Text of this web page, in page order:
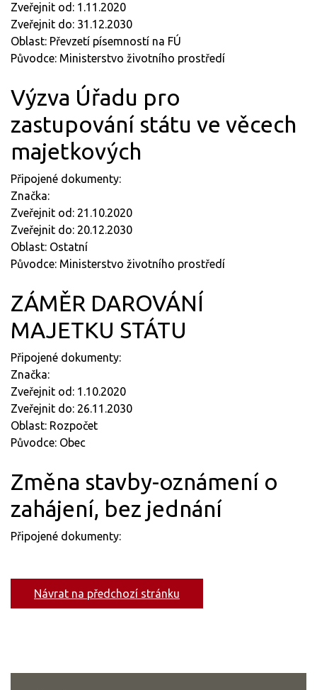
Zveřejnit od: 1.11.2020
Zveřejnit do: 31.12.2030
Oblast: Převzetí písemností na FÚ
Původce: Ministerstvo životního prostředí
Výzva Úřadu pro
zastupování státu ve věcech
majetkových
Připojené dokumenty:
Značka:
Zveřejnit od: 21.10.2020
Zveřejnit do: 20.12.2030
Oblast: Ostatní
Původce: Ministerstvo životního prostředí
ZÁMĚR DAROVÁNÍ
MAJETKU STÁTU
Připojené dokumenty:
Značka:
Zveřejnit od: 1.10.2020
Zveřejnit do: 26.11.2030
Oblast: Rozpočet
Původce: Obec
Změna stavby-oznámení o
zahájení, bez jednání
Připojené dokumenty:
Návrat na předchozí stránku